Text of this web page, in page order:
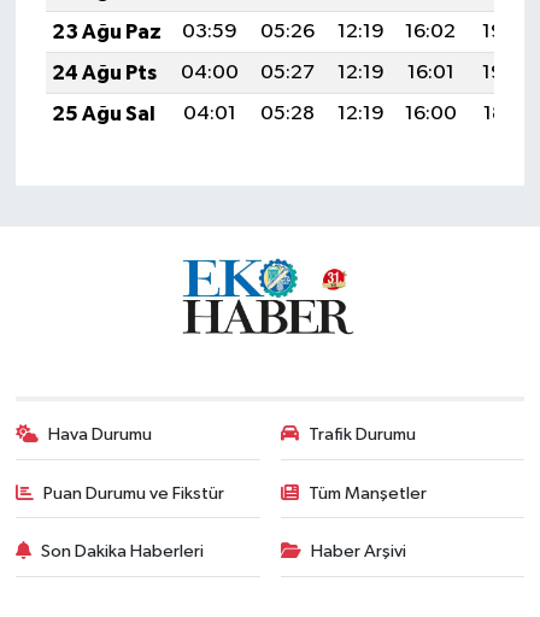
23 Ağu Paz
03:59 05:26 12:19 16:02
19:02
24 Ağu Pts
04:00 05:27 12:19 16:01
19:00
25 Ağu Sal
04:01 05:28 12:19 16:00 18:59
Hava Durumu Trafik Durumu
Puan Durumu ve Fikstür Tüm Manşetler
Son Dakika Haberleri Haber Arşivi